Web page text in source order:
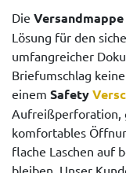
Die
Lösung für den
umfangreicher
Briefumschlag
einem Safety
Aufreißperforation,
komfortables
flache Laschen auf
bleiben. Unser